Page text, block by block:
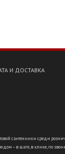
И ДОСТАВКА
сантехники среди
– в шаге, в клике, по